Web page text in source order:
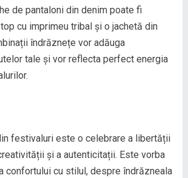
de pantaloni din denim poate fi
cu imprimeu tribal și o jachetă din
îndrăznețe vor adăuga
tale și vor reflecta perfect energia
festivaluri este o celebrare a libertății
și a autenticitații. Este vorba
confortului cu stilul, despre îndrăzneala